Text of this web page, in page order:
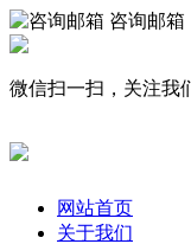
咨询邮箱
微信扫一扫，关注我
网站首页
关于我们